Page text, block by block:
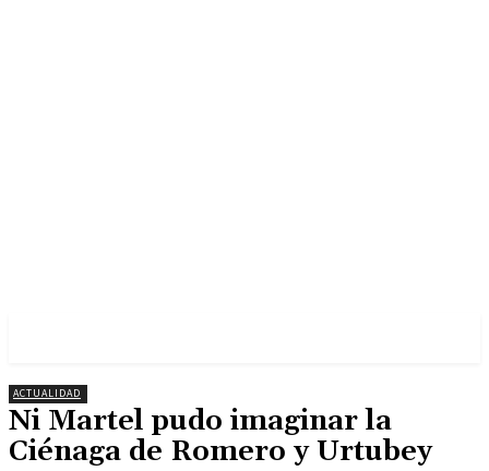
ACTUALIDAD
Ni Martel pudo imaginar la
Ciénaga de Romero y Urtubey